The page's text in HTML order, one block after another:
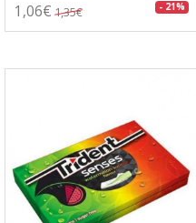
1,06€ 1,35€ - 21%